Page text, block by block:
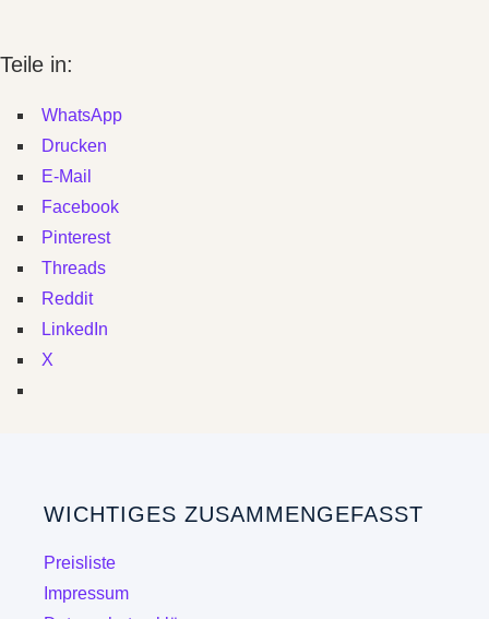
Teile in:
WhatsApp
Drucken
E-Mail
Facebook
Pinterest
Threads
Reddit
LinkedIn
X
WICHTIGES ZUSAMMENGEFASST
Preisliste
Impressum